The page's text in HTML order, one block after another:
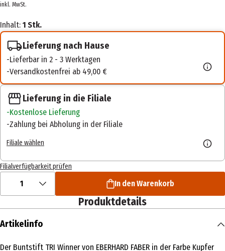
inkl. MwSt.
Inhalt: 1 Stk.
Lieferung nach Hause
Lieferbar in 2 - 3 Werktagen
Versandkostenfrei ab 49,00 €
Lieferung in die Filiale
Kostenlose Lieferung
Zahlung bei Abholung in der Filiale
Filiale wählen
Filialverfügbarkeit prüfen
1 In den Warenkorb
Produktdetails
Artikelinfo
Der Buntstift TRI Winner von EBERHARD FABER in der Farbe Kupfer